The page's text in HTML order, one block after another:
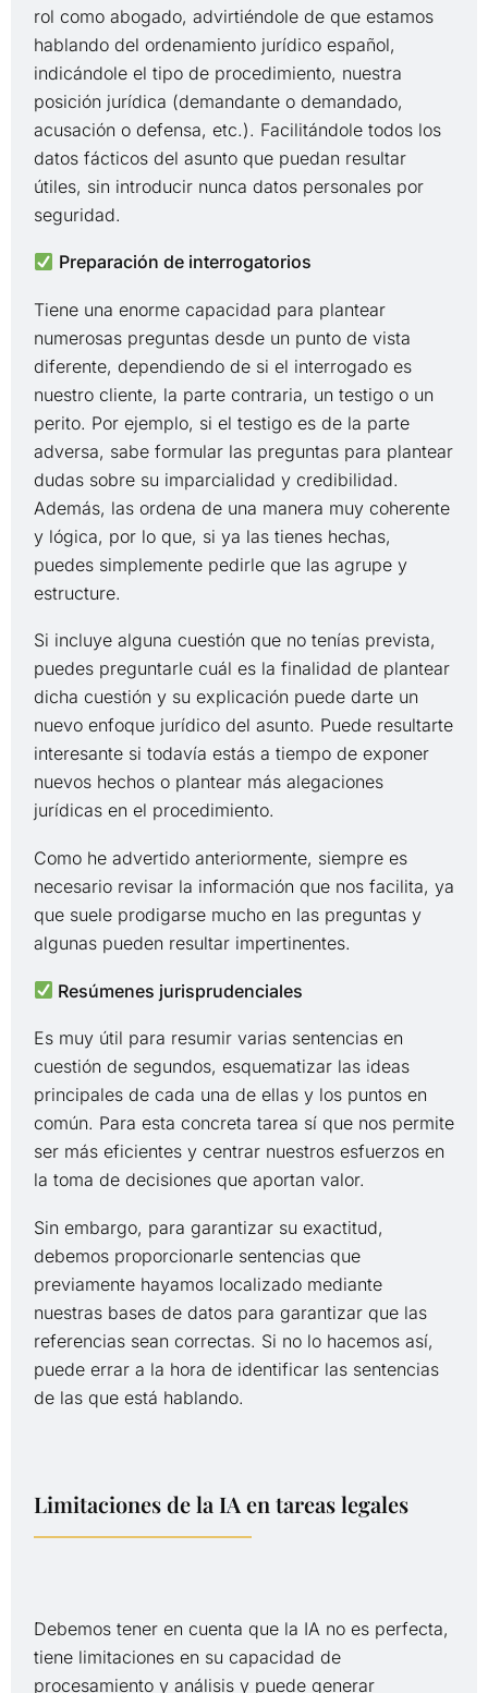
rol como abogado, advirtiéndole de que estamos
hablando del ordenamiento jurídico español,
indicándole el tipo de procedimiento, nuestra
posición jurídica (demandante o demandado,
acusación o defensa, etc.). Facilitándole todos los
datos fácticos del asunto que puedan resultar
útiles, sin introducir nunca datos personales por
seguridad.
Preparación de interrogatorios
Tiene una enorme capacidad para plantear
numerosas preguntas desde un punto de vista
diferente, dependiendo de si el interrogado es
nuestro cliente, la parte contraria, un testigo o un
perito. Por ejemplo, si el testigo es de la parte
adversa, sabe formular las preguntas para plantear
dudas sobre su imparcialidad y credibilidad.
Además, las ordena de una manera muy coherente
y lógica, por lo que, si ya las tienes hechas,
puedes simplemente pedirle que las agrupe y
estructure.
Si incluye alguna cuestión que no tenías prevista,
puedes preguntarle cuál es la finalidad de plantear
dicha cuestión y su explicación puede darte un
nuevo enfoque jurídico del asunto. Puede resultarte
interesante si todavía estás a tiempo de exponer
nuevos hechos o plantear más alegaciones
jurídicas en el procedimiento.
Como he advertido anteriormente, siempre es
necesario revisar la información que nos facilita, ya
que suele prodigarse mucho en las preguntas y
algunas pueden resultar impertinentes.
Resúmenes jurisprudenciales
Es muy útil para resumir varias sentencias en
cuestión de segundos, esquematizar las ideas
principales de cada una de ellas y los puntos en
común. Para esta concreta tarea sí que nos permite
ser más eficientes y centrar nuestros esfuerzos en
la toma de decisiones que aportan valor.
Sin embargo, para garantizar su exactitud,
debemos proporcionarle sentencias que
previamente hayamos localizado mediante
nuestras bases de datos para garantizar que las
referencias sean correctas. Si no lo hacemos así,
puede errar a la hora de identificar las sentencias
de las que está hablando.
Limitaciones de la IA en tareas legales
Debemos tener en cuenta que la IA no es perfecta,
tiene limitaciones en su capacidad de
procesamiento y análisis y puede generar